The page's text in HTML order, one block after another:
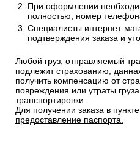
При оформлении
полностью, номер
Специалисты интернет-
подтверждения заказа и
Любой груз, отправляемый
подлежит страхованию,
получить компенсацию от
повреждения или утраты
транспортировки.
Для получении заказа в
предоставление паспорта.